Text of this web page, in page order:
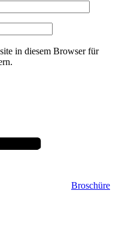
in diesem Browser für
Broschüre